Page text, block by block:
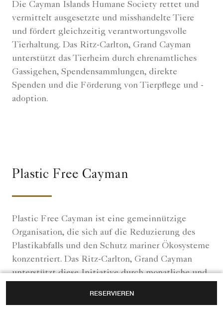
RESERVIEREN
Die Cayman Islands Humane Society rettet und
vermittelt ausgesetzte und misshandelte Tiere
und fördert gleichzeitig verantwortungsvolle
Tierhaltung. Das Ritz-Carlton, Grand Cayman
unterstützt das Tierheim durch ehrenamtliches
Gassigehen, Spendensammlungen, direkte
Spenden und die Förderung von Tierpflege und -
adoption.
Plastic Free Cayman
Plastic Free Cayman ist eine gemeinnützige
Organisation, die sich auf die Reduzierung des
Plastikabfalls und den Schutz mariner Ökosysteme
konzentriert. Das Ritz-Carlton, Grand Cayman
unterstützt diese Initiative durch monatliche und